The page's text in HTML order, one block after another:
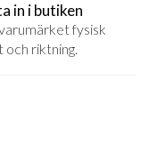
in i butiken
fysisk
riktning.